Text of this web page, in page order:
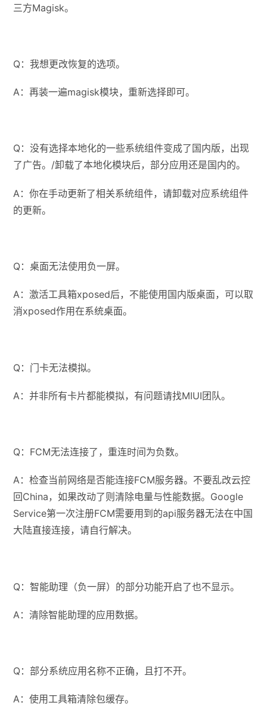
三方Magisk。
Q：我想更改恢复的选项。
A：再装一遍magisk模块，重新选择即可。
Q：没有选择本地化的一些系统组件变成了国内版，出现
了广告。/卸载了本地化模块后，部分应用还是国内的。
A：你在手动更新了相关系统组件，请卸载对应系统组件
的更新。
Q：桌面无法使用负一屏。
A：激活工具箱xposed后，不能使用国内版桌面，可以取
消xposed作用在系统桌面。
Q：门卡无法模拟。
A：并非所有卡片都能模拟，有问题请找MIUI团队。
Q：FCM无法连接了，重连时间为负数。
A：检查当前网络是否能连接FCM服务器。不要乱改云控
回China，如果改动了则清除电量与性能数据。Google
Service第一次注册FCM需要用到的api服务器无法在中国
大陆直接连接，请自行解决。
Q：智能助理（负一屏）的部分功能开启了也不显示。
A：清除智能助理的应用数据。
Q：部分系统应用名称不正确，且打不开。
A：使用工具箱清除包缓存。